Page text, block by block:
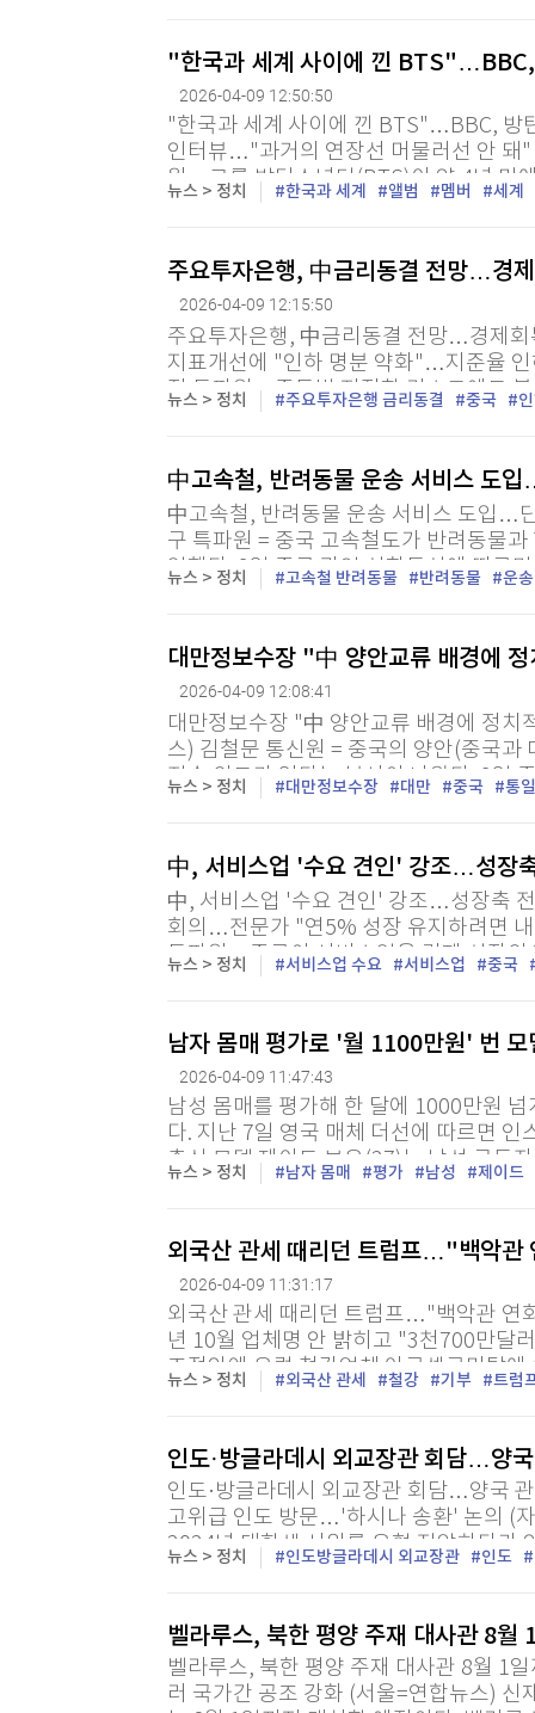
"한국과 세계 사이에 낀 BTS"…BBC,
2026-04-09 12:50:50
"한국과 세계 사이에 낀 BTS"…BBC, 방
인터뷰…"과거의 연장선 머물러선 안 돼
원 = 그룹 방탄소년단(BTS)이 약 4년 만
가운데 이 그룹이 일종의 딜레마에 빠졌
뉴스 > 정치 한국과 세계 앨범 멤버 세계
주요투자은행, 中금리동결 전망…경
2026-04-09 12:15:50
주요투자은행, 中금리동결 전망…경제
지표개선에 "인하 명분 약화"…지준율
정 특파원 = 중동발 지정학 리스크에도
름을 보이자 글로벌 주요 투자은행(IB)
뉴스 > 정치 주요투자은행 금리동결 중국
中고속철, 반려동물 운송 서비스 도
中고속철, 반려동물 운송 서비스 도입…
구 특파원 = 중국 고속철도가 반려동물
입했다. 9일 중국 관영 신화통신에 따르
공식 계정을 통해 '애완동물 동행' 서비
뉴스 > 정치 고속철 반려동물 반려동물 운송
대만정보수장 "中 양안교류 배경에
2026-04-09 12:08:41
대만정보수장 "中 양안교류 배경에 정치
스) 김철문 통신원 = 중국의 양안(중국과
전술 의도가 있다는 분석이 나왔다. 9일
대만 정보기관 국가안전국(NSB) 차이
뉴스 > 정치 대만정보수장 대만 중국 통
中, 서비스업 '수요 견인' 강조…성장
中, 서비스업 '수요 견인' 강조…성장축
회의…전문가 "연5% 성장 유지하려면
특파원 = 중국이 서비스업을 경제 성장
략에 속도를 내고 있다. 9일 중국 관영
뉴스 > 정치 서비스업 수요 서비스업 중국
남자 몸매 평가로 '월 1100만원' 번
2026-04-09 11:47:43
남성 몸매를 평가해 한 달에 1000만원
다. 지난 7일 영국 매체 더선에 따르면
출신 모델 제이드 보우(27)는 남성 구독
5900파운드(약 1170만원)의 수익을 올
뉴스 > 정치 남자 몸매 평가 남성 제이드
외국산 관세 때리던 트럼프…"백악관
2026-04-09 11:31:17
외국산 관세 때리던 트럼프…"백악관 연
년 10월 업체명 안 밝히고 "3천700만달
조정안엔 유럽 철강업체 아르셀로미탈
기자 = 미국의 철강산업 보호와 재건을
뉴스 > 정치 외국산 관세 철강 기부 트럼
인도·방글라데시 외교장관 회담…양
인도·방글라데시 외교장관 회담…양국
고위급 인도 방문…'하시나 송환' 논의 (
2024년 대학생 시위를 유혈 진압하다가
시 총리의 송환 문제로 신경전을 벌여온
뉴스 > 정치 인도방글라데시 외교장관 인도
벨라루스, 북한 평양 주재 대사관 8월
벨라루스, 북한 평양 주재 대사관 8월 1
러 국가간 공조 강화 (서울=연합뉴스) 신